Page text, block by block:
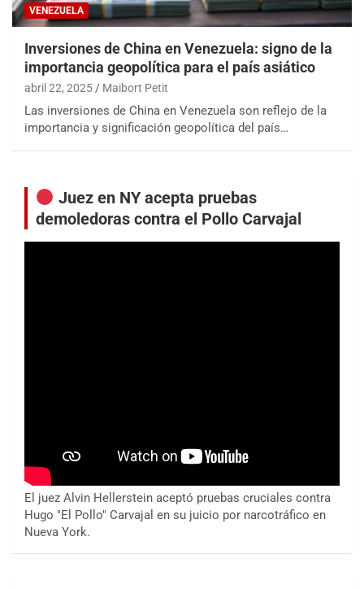
VENEZUELA
Inversiones de China en Venezuela: signo de la
importancia geopolítica para el país asiático
abril 22, 2025 Maibort Petit
Las inversiones de China en Venezuela son reflejo de la
importancia y significación geopolítica del país…
Juez en NY acepta pruebas
demoledoras contra el Pollo Carvajal
El juez Alvin Hellerstein aceptó pruebas cruciales contra
Hugo "El Pollo" Carvajal en su juicio por narcotráfico en
Nueva York.